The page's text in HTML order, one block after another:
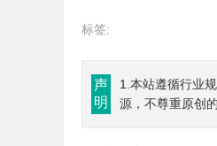
标签:
声
明
1.本站遵循行业
源，不尊重原创